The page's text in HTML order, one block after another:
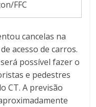
FFC
cancelas na
acesso de carros.
possível fazer o
e pedestres
CT. A previsão